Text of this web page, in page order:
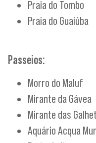
Praia do Tombo
Praia do Guaiúba
Passeios:
Morro do Maluf
Mirante da Gávea
Mirante das
Aquário Acqua